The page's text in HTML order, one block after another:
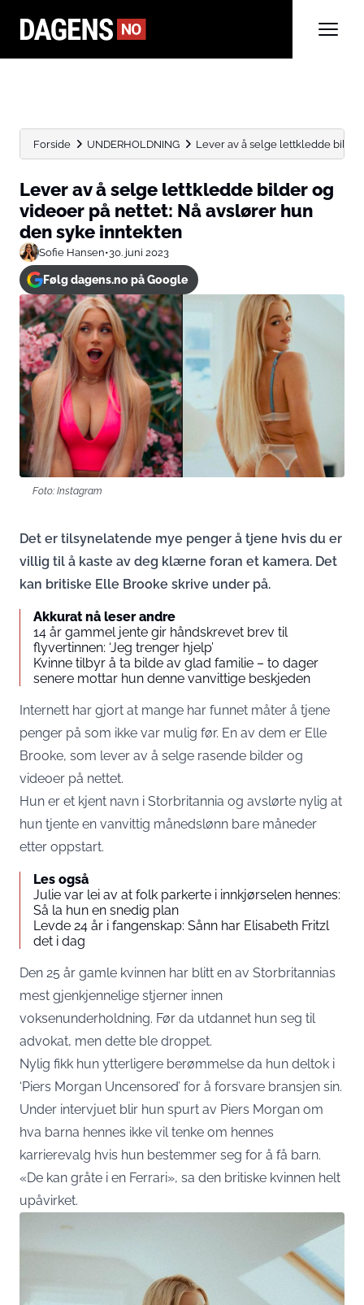
Forside UNDERHOLDNING Lever av å selge lettkledde bilder
Lever av å selge lettkledde bilder og
videoer på nettet: Nå avslører hun
den syke inntekten
Sofie Hansen•30. juni 2023
Følg dagens.no på Google
Foto: Instagram
Det er tilsynelatende mye penger å tjene hvis du er
villig til å kaste av deg klærne foran et kamera. Det
kan britiske Elle Brooke skrive under på.
Akkurat nå leser andre
14 år gammel jente gir håndskrevet brev til
flyvertinnen: ‘Jeg trenger hjelp’
Kvinne tilbyr å ta bilde av glad familie – to dager
senere mottar hun denne vanvittige beskjeden
Internett har gjort at mange har funnet måter å tjene
penger på som ikke var mulig før. En av dem er Elle
Brooke, som lever av å selge rasende bilder og
videoer på nettet.
Hun er et kjent navn i Storbritannia og avslørte nylig at
hun tjente en vanvittig månedslønn bare måneder
etter oppstart.
Les også
Julie var lei av at folk parkerte i innkjørselen hennes:
Så la hun en snedig plan
Levde 24 år i fangenskap: Sånn har Elisabeth Fritzl
det i dag
Den 25 år gamle kvinnen har blitt en av Storbritannias
mest gjenkjennelige stjerner innen
voksenunderholdning. Før da utdannet hun seg til
advokat, men dette ble droppet.
Nylig fikk hun ytterligere berømmelse da hun deltok i
‘Piers Morgan Uncensored’ for å forsvare bransjen sin.
Under intervjuet blir hun spurt av Piers Morgan om
hva barna hennes ikke vil tenke om hennes
karrierevalg hvis hun bestemmer seg for å få barn.
«De kan gråte i en Ferrari», sa den britiske kvinnen helt
upåvirket.